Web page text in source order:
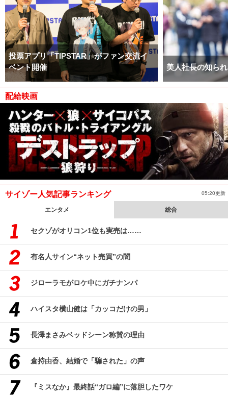
投票アプリ「TIPSTAR」がファン交流イ
ベント開催
美人社長の知ら
配給映画
サイゾー人気記事ランキング 05:20更新
エンタメ 総合
セクゾがオリコン1位も実売は……
有名人サイン“ネット売買”の闇
ジローラモがロケ中にガチナンパ
ハイスタ横山健は「カッコだけの男」
長澤まさみベッドシーン称賛の理由
倉持由香、結婚で「騙された」の声
『ミスなか』最終話“ガロ編”に落胆したワケ